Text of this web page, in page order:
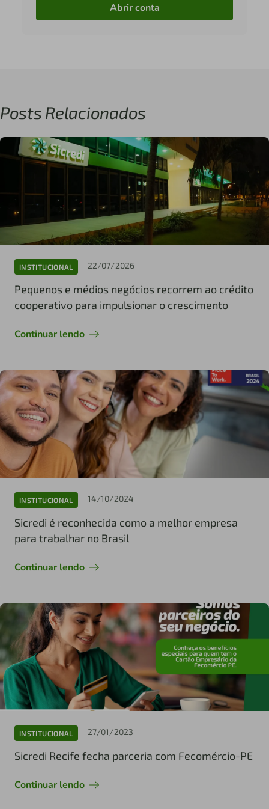
Abrir conta
Posts Relacionados
INSTITUCIONAL 22/07/2026
Pequenos e médios negócios recorrem ao crédito
cooperativo para impulsionar o crescimento
Continuar lendo
INSTITUCIONAL 14/10/2024
Sicredi é reconhecida como a melhor empresa
para trabalhar no Brasil
Continuar lendo
INSTITUCIONAL 27/01/2023
Sicredi Recife fecha parceria com Fecomércio-PE
Continuar lendo